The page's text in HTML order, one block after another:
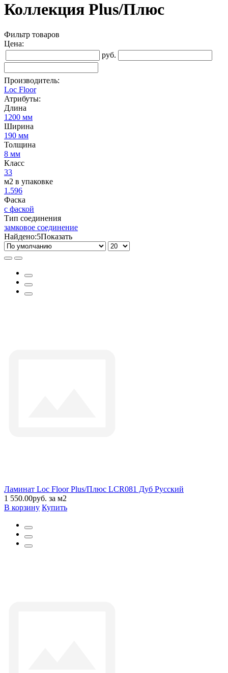
Коллекция Plus/Плюс
Фильтр товаров
Цена:
руб.
Производитель:
Loc Floor
Атрибуты:
Длина
1200 мм
Ширина
190 мм
Толщина
8 мм
Класс
33
м2 в упаковке
1.596
Фаска
с фаской
Тип соединения
замковое соединение
Найдено:5Показать
Ламинат Loc Floor Plus/Плюс LCR081 Дуб Русский
1 550.00руб. за м2
В корзину Купить